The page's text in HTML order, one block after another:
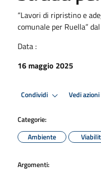
“Lavori di ripristino e
comunale per Ruella”
Data :
16 maggio 2025
Condividi Vedi azioni
Categorie:
Ambiente
Argomenti: